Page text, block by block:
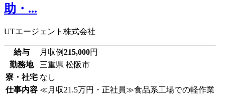
助・...
UTエージェント株式会社
給与 月収例215,000円
勤務地
三重県 松阪市
寮・社宅 なし
仕事内容 ≪月収21.5万円・正社員≫食品系工場での軽作業